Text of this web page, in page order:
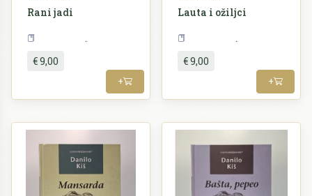
Rani jadi
€ 9,00
+
Lauta i ožiljci
€ 9,00
+